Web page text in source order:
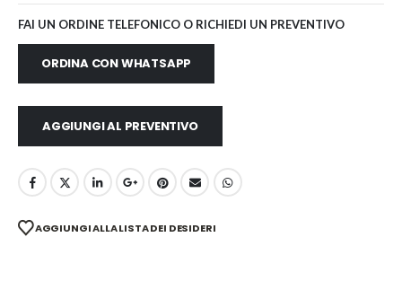
FAI UN ORDINE TELEFONICO O RICHIEDI UN PREVENTIVO
ORDINA CON WHATSAPP
AGGIUNGI AL PREVENTIVO
AGGIUNGI ALLA LISTA DEI DESIDERI